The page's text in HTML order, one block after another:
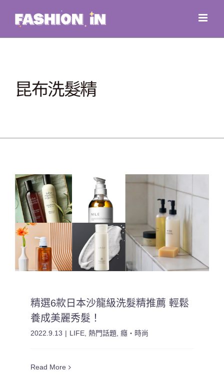
content
昆布洗髮精
精選6款日本沙龍級洗髮精推薦 輕鬆
養成美麗秀髮！
2022.9.13 | LIFE,熱門話題,癮・時尚
Read More